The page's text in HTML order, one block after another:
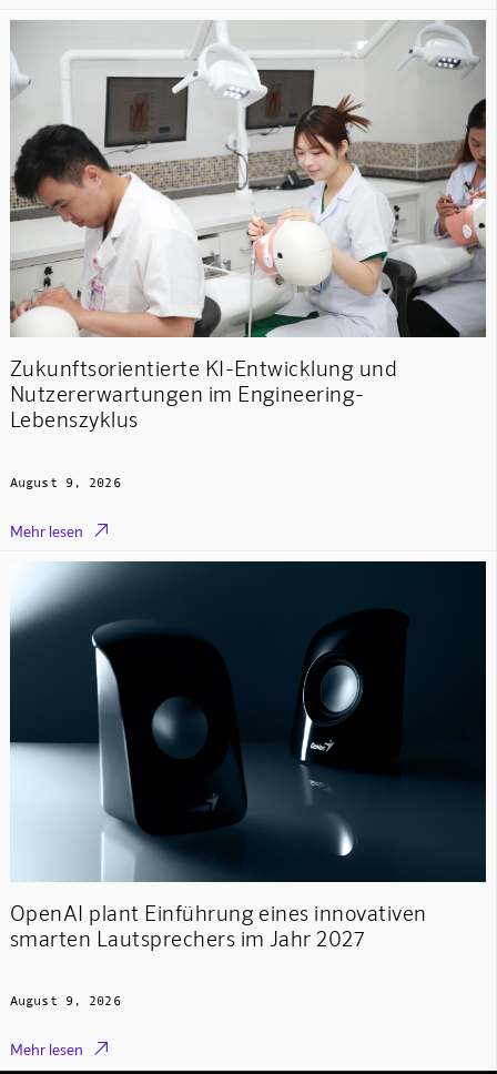
Zukunftsorientierte KI-Entwicklung und
Nutzererwartungen im Engineering-
Lebenszyklus
August 9, 2026
Mehr lesen 
OpenAI plant Einführung eines innovativen
smarten Lautsprechers im Jahr 2027
August 9, 2026
Mehr lesen 